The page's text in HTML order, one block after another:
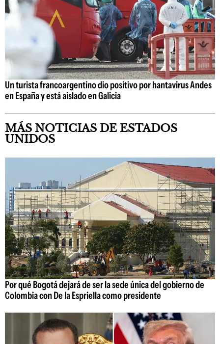
Un turista francoargentino dio positivo por hantavirus Andes
en España y está aislado en Galicia
MÁS NOTICIAS DE ESTADOS
UNIDOS
Por qué Bogotá dejará de ser la sede única del gobierno de
Colombia con De la Espriella como presidente